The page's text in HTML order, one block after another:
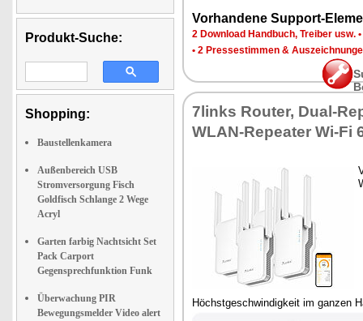
Produkt-Suche:
Shopping:
Baustellenkamera
Außenbereich USB
Stromversorgung Fisch
Goldfisch Schlange 2 Wege
Acryl
Garten farbig Nachtsicht Set
Pack Carport
Gegensprechfunktion Funk
Überwachung PIR
Bewegungsmelder Video alert
Vorhandene Support-
2 Download Handbuch, Treiber usw. •
• 2 Pressestimmen &
7links Router, Dual-
WLAN-Repeater Wi-Fi
Höchstgeschwindigkeit im ganzen